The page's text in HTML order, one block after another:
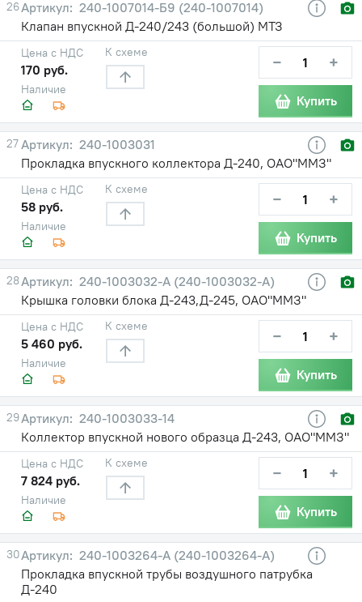
26
240-1007014-Б9 (240-1007014)
Клапан впускной Д-240/243 (большой) МТЗ
Наличие
Цена с НДС
170 руб.
К схеме − +
Купить
27
240-1003031
Прокладка впускного коллектора Д-240, ОАО"ММЗ"
Наличие
Цена с НДС
58 руб.
К схеме − +
Купить
28
240-1003032-A (240-1003032-А)
Крышка головки блока Д-243,Д-245, ОАО"ММЗ"
Наличие
Цена с НДС
5 460 руб.
К схеме − +
Купить
29
240-1003033-14
Коллектор впускной нового образца Д-243, ОАО"ММЗ"
Наличие
Цена с НДС
7 824 руб.
К схеме − +
Купить
30
240-1003264-A (240-1003264-А)
Прокладка впускной трубы воздушного патрубка
Д-240